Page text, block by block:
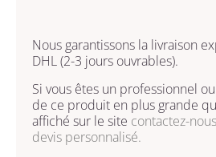
Nous garantissons la livraison
DHL (2-3 jours ouvrables).
Si vous êtes un professionnel
de ce produit en plus grande
affiché sur le site contactez-nous
devis personnalisé.